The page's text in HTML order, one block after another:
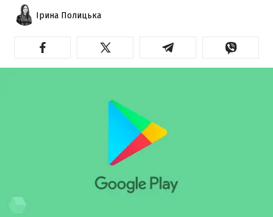
Ірина Полицька